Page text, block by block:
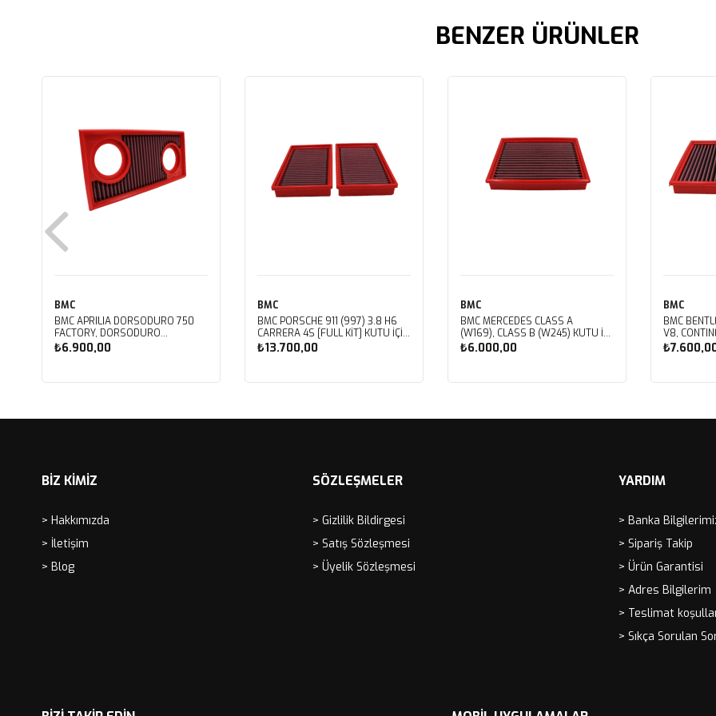
BENZER ÜRÜNLER
BMC
BMC APRILIA DORSODURO 750
FACTORY, DORSODURO
900, SHIVER 750 GT, SHIVER
750 KUTU İÇİ PERFORMANS HAVA
₺6.900,00
BMC
BMC PORSCHE 911 (997) 3.8 H6
CARRERA 4S [FULL KIT] KUTU İÇİ
PERFORMANS HAVA FİLTRESİ
FB468/20
₺13.700,00
BMC
BMC MERCEDES CLASS A
(W169), CLASS B (W245) KUTU İÇİ
PERFORMANS HAVA FİLTRESİ
FB459/01
₺6.000,00
BMC
BMC
V8,
V8,
V8,
SPIRIT,
BİZ KİMİZ
> Hakkımızda
> İletişim
> Blog
SÖZLEŞMELER
> Gizlilik Bildirgesi
> Satış Sözleşmesi
> Üyelik Sözleşmesi
YARDIM
> Banka
> Sipariş Takip
> Ürün Garantisi
> Adres Bilgilerim
> Teslimat
> Sıkça Sorulan